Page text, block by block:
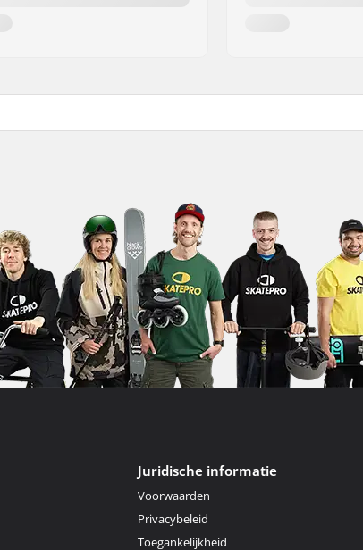
Juridische informatie
Voorwaarden
Privacybeleid
Toegankelijkheid